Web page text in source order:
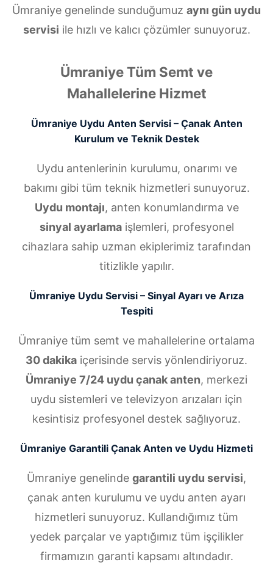
Ümraniye genelinde sunduğumuz aynı gün uydu
servisi ile hızlı ve kalıcı çözümler sunuyoruz.
Ümraniye Tüm Semt ve
Mahallelerine Hizmet
Ümraniye Uydu Anten Servisi – Çanak Anten
Kurulum ve Teknik Destek
Uydu antenlerinin kurulumu, onarımı ve
bakımı gibi tüm teknik hizmetleri sunuyoruz.
Uydu montajı, anten konumlandırma ve
sinyal ayarlamaişlemleri, profesyonel
cihazlara sahip uzman ekiplerimiz tarafından
titizlikle yapılır.
Ümraniye Uydu Servisi – Sinyal Ayarı ve Arıza
Tespiti
Ümraniye tüm semt ve mahallelerine ortalama
30 dakika içerisinde servis yönlendiriyoruz.
Ümraniye 7/24 uydu çanak anten, merkezi
uydu sistemleri ve televizyon arızaları için
kesintisiz profesyonel destek sağlıyoruz.
Ümraniye Garantili Çanak Anten ve Uydu Hizmeti
Ümraniye genelinde garantili uydu servisi,
çanak anten kurulumu ve uydu anten ayarı
hizmetleri sunuyoruz. Kullandığımız tüm
yedek parçalar ve yaptığımız tüm işçilikler
firmamızın garanti kapsamı altındadır.